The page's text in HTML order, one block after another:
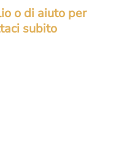
o di aiuto per
subito